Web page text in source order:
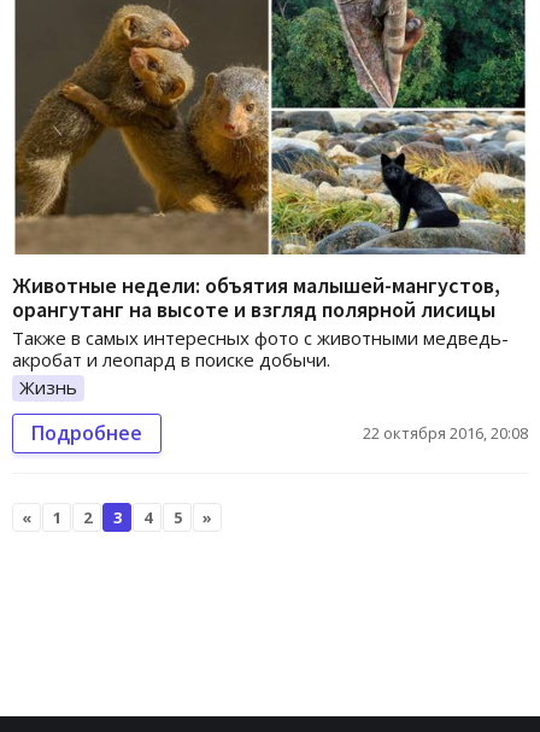
Животные недели: объятия малышей-мангустов,
орангутанг на высоте и взгляд полярной лисицы
Также в самых интересных фото с животными медведь-
акробат и леопард в поиске добычи.
Жизнь
Подробнее 22 октября 2016, 20:08
« 1 2 3 4 5 »